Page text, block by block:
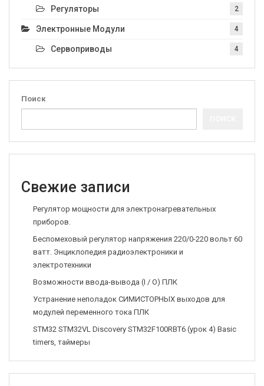
Регуляторы 2
Электронные Модули 4
Сервоприводы 4
Поиск
Свежие записи
Регулятор мощности для электронагревательных
приборов.
Беспомеховый регулятор напряжения 220/0-220 вольт 60
ватт. Энциклопедия радиоэлектроники и
электротехники
Возможности ввода-вывода (I / O) ПЛК
Устранение неполадок СИМИСТОРНЫХ выходов для
модулей переменного тока ПЛК
STM32 STM32VL Discovery STM32F100RBT6 (урок 4) Basic
timers, таймеры